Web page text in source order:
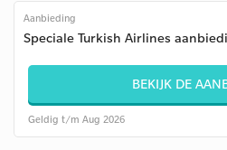
Aanbieding
Speciale Turkish Airlines
BEKIJK DE
Geldig t/m Aug 2026